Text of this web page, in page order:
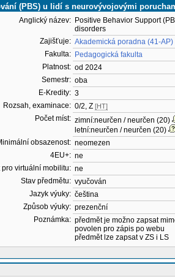
(PBS) u lidí s neurovývojovými
Anglický název: Positive Behavior Support
disorders
Zajišťuje: Akademická poradna (41-AP)
Fakulta: Pedagogická fakulta
Platnost: od 2024
Semestr: oba
E-Kredity: 3
Rozsah, examinace: 0/2, Z [HT]
Počet míst: zimní:neurčen / neurčen (20)
letní:neurčen / neurčen (20)
obsazenost: neomezen
4EU+: ne
virtuální mobilitu: ne
Stav předmětu: vyučován
Jazyk výuky: čeština
Způsob výuky: prezenční
Poznámka: předmět je možno zapsat
povolen pro zápis po webu
předmět lze zapsat v ZS i LS